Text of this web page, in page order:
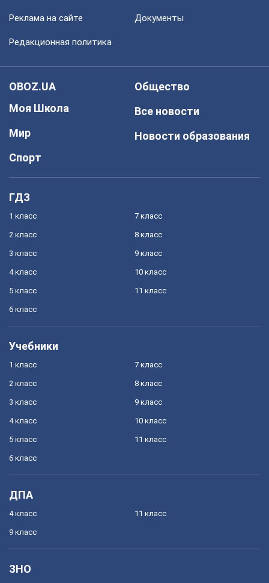
Реклама на сайте Документы
Редакционная политика
OBOZ.UA
Моя Школа
Мир
Спорт
Общество
Все новости
Новости образования
ГДЗ
1 класс
2 класс
3 класс
4 класс
5 класс
6 класс
7 класс
8 класс
9 класс
10 класс
11 класс
Учебники
1 класс
2 класс
3 класс
4 класс
5 класс
6 класс
7 класс
8 класс
9 класс
10 класс
11 класс
ДПА
4 класс
9 класс
11 класс
ЗНО